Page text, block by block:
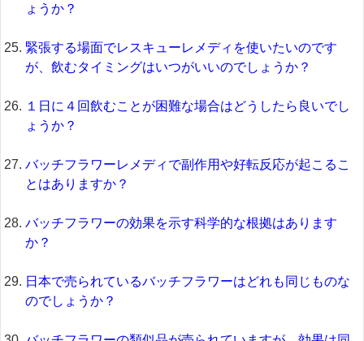
ょうか？
緊張する場面でレスキューレメディを使いたいのです
が、飲むタイミングはいつがいいのでしょうか？
１日に４回飲むことが困難な場合はどうしたら良いでし
ょうか？
バッチフラワーレメディで副作用や好転反応が起こるこ
とはありますか？
バッチフラワーの効果を示す科学的な根拠はあります
か？
日本で売られているバッチフラワーはどれも同じものな
のでしょうか？